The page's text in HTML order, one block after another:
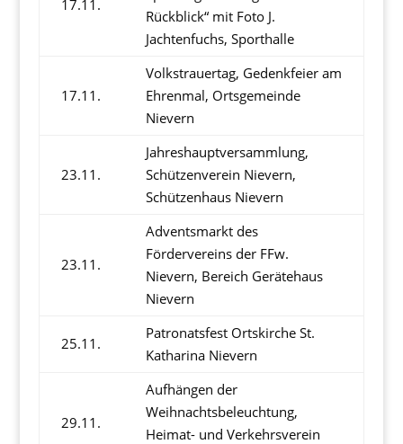
17.11.
Rückblick“ mit Foto J.
Jachtenfuchs, Sporthalle
17.11.
Volkstrauertag, Gedenkfeier am
Ehrenmal, Ortsgemeinde
Nievern
23.11.
Jahreshauptversammlung,
Schützenverein Nievern,
Schützenhaus Nievern
23.11.
Adventsmarkt des
Fördervereins der FFw.
Nievern, Bereich Gerätehaus
Nievern
25.11.
Patronatsfest Ortskirche St.
Katharina Nievern
29.11.
Aufhängen der
Weihnachtsbeleuchtung,
Heimat- und Verkehrsverein